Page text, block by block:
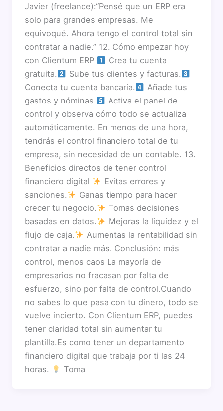
Javier (freelance):“Pensé que un ERP era
solo para grandes empresas. Me
equivoqué. Ahora tengo el control total sin
contratar a nadie.” 12. Cómo empezar hoy
con Clientum ERP
Crea tu cuenta
gratuita.
Sube tus clientes y facturas.
Conecta tu cuenta bancaria.
Añade tus
gastos y nóminas.
Activa el panel de
control y observa cómo todo se actualiza
automáticamente. En menos de una hora,
tendrás el control financiero total de tu
empresa, sin necesidad de un contable. 13.
Beneficios directos de tener control
financiero digital
Evitas errores y
sanciones.
Ganas tiempo para hacer
crecer tu negocio.
Tomas decisiones
basadas en datos.
Mejoras la liquidez y el
flujo de caja.
Aumentas la rentabilidad sin
contratar a nadie más. Conclusión: más
control, menos caos La mayoría de
empresarios no fracasan por falta de
esfuerzo, sino por falta de control.Cuando
no sabes lo que pasa con tu dinero, todo se
vuelve incierto. Con Clientum ERP, puedes
tener claridad total sin aumentar tu
plantilla.Es como tener un departamento
financiero digital que trabaja por ti las 24
horas.
Toma